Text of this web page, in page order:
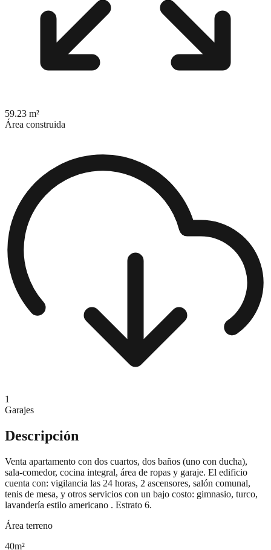
59.23 m²
Área construida
1
Garajes
Descripción
Venta apartamento con dos cuartos, dos baños (uno con ducha),
sala-comedor, cocina integral, área de ropas y garaje. El edificio
cuenta con: vigilancia las 24 horas, 2 ascensores, salón comunal,
tenis de mesa, y otros servicios con un bajo costo: gimnasio, turco,
lavandería estilo americano . Estrato 6.
Área terreno
40m²